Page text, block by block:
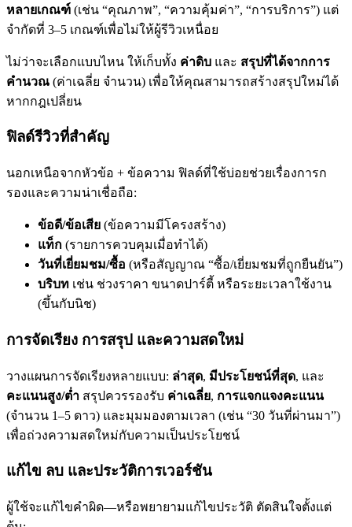
หลายเกณฑ์ (เช่น “คุณภาพ”, “ความคุ้มค่า”, “การบริการ”) แต่
จำกัดที่ 3–5 เกณฑ์เพื่อไม่ให้ผู้รีวิวเหนื่อย
ไม่ว่าจะเลือกแบบไหน ให้เก็บทั้ง ค่าดิบ และ สรุปที่ได้จากการ
คำนวณ (ค่าเฉลี่ย จำนวน) เพื่อให้คุณสามารถสร้างสรุปใหม่ได้
หากกฎเปลี่ยน
ฟิลด์รีวิวที่สำคัญ
นอกเหนือจากหัวข้อ + ข้อความ ฟิลด์ที่ใช้บ่อยช่วยเรื่องการก
รองและความน่าเชื่อถือ:
ข้อดี/ข้อเสีย (ข้อความมีโครงสร้าง)
แท็ก (รายการควบคุมเมื่อทำได้)
วันที่เยี่ยมชม/ซื้อ (หรือสัญญาณ “ซื้อ/เยี่ยมชมที่ถูกยืนยัน”)
บริบท เช่น ช่วงราคา ขนาดปาร์ตี้ หรือระยะเวลาใช้งาน
(ขึ้นกับนิช)
การจัดเรียง การสรุป และความสดใหม่
วางแผนการจัดเรียงหลายแบบ: ล่าสุด, มีประโยชน์ที่สุด, และ
คะแนนสูง/ต่ำ สรุปควรรองรับ ค่าเฉลี่ย, การแจกแจงคะแนน
(จำนวน 1–5 ดาว) และมุมมองตามเวลา (เช่น “30 วันที่ผ่านมา”)
เพื่อถ่วงความสดใหม่กับความเป็นประโยชน์
แก้ไข ลบ และประวัติการเวอร์ชัน
ผู้ใช้จะแก้ไขคำผิด—หรือพยายามแก้ไขประวัติ ตัดสินใจตั้งแต่